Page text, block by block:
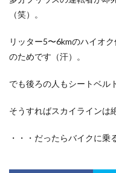
（笑）。
リッター5〜6kmのハイオ
のためです（汗）。
でも後ろの人もシートベル
そうすればスカイラインは
・・・だったらバイクに乗